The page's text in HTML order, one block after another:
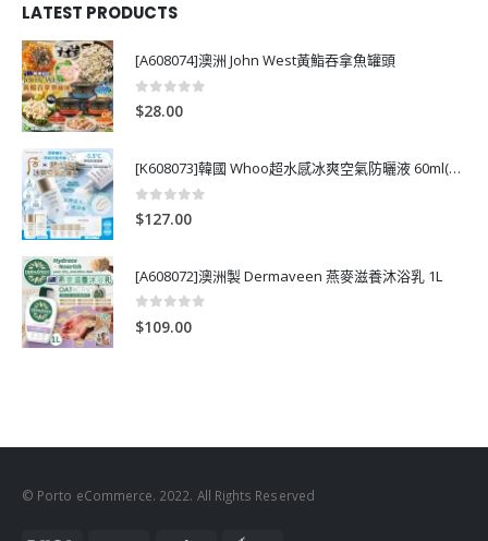
LATEST PRODUCTS
[A608074]澳洲 John West黃鮨吞拿魚罐頭
0 out of 5
$28.00
[K608073]韓國 Whoo超水感冰爽空氣防曬液 60ml(送13ml*4支)
0
$127.00
[A608072]澳洲製 Dermaveen 燕麥滋養沐浴乳 1L
0
$109.00
© Porto eCommerce. 2022. All Rights Reserved